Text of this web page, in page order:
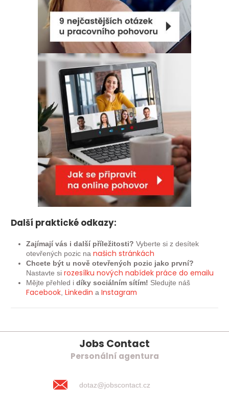
Další praktické odkazy:
Zajímají vás i další příležitosti? Vyberte si z desítek
otevřených pozic na našich stránkách
Chcete být u nově otevřených pozic jako první?
Nastavte si rozesílku nových nabídek práce do emailu
Mějte přehled i díky sociálním sítím! Sledujte náš
Facebook, Linkedin a Instagram
Jobs Contact
Personální agentura
dotaz@jobscontact.cz